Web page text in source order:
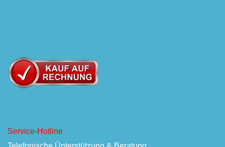
Service-Hotline